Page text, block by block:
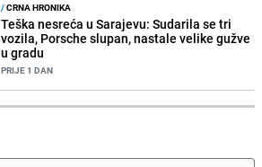
/CRNA HRONIKA
Teška nesreća u Sarajevu: Sudarila se tri
vozila, Porsche slupan, nastale velike gužve
u gradu
PRIJE 1 DAN